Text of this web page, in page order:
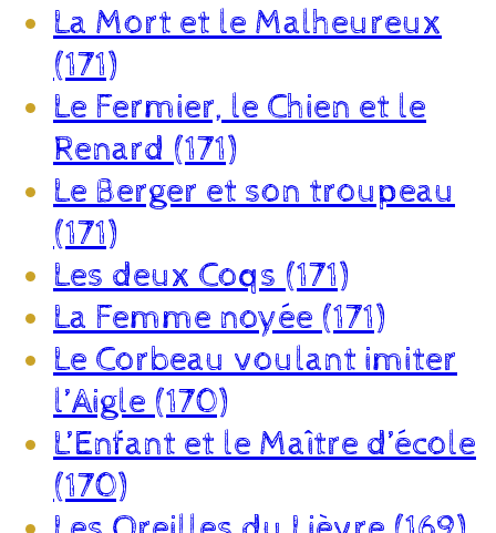
La Mort et le Malheureux
(171)
Le Fermier, le Chien et le
Renard (171)
Le Berger et son troupeau
(171)
Les deux Coqs (171)
La Femme noyée (171)
Le Corbeau voulant imiter
l’Aigle (170)
L’Enfant et le Maître d’école
(170)